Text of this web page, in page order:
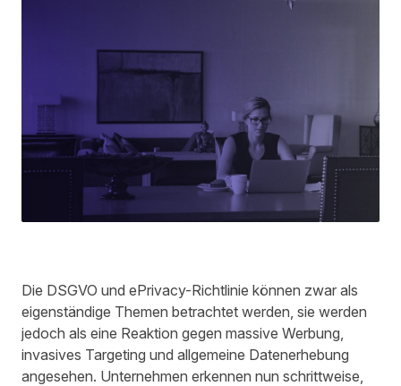
Die DSGVO und ePrivacy-Richtlinie können zwar als
eigenständige Themen betrachtet werden, sie werden
jedoch als eine Reaktion gegen massive Werbung,
invasives Targeting und allgemeine Datenerhebung
angesehen. Unternehmen erkennen nun schrittweise,